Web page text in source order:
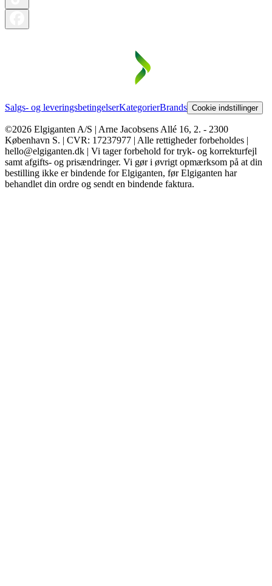
Salgs- og leveringsbetingelserKategorierBrands Cookie indstillinger
©2026 Elgiganten A/S | Arne Jacobsens Allé 16, 2. - 2300
København S. | CVR: 17237977 | Alle rettigheder forbeholdes |
hello@elgiganten.dk | Vi tager forbehold for tryk- og korrekturfejl
samt afgifts- og prisændringer. Vi gør i øvrigt opmærksom på at din
bestilling ikke er bindende for Elgiganten, før Elgiganten har
behandlet din ordre og sendt en bindende faktura.